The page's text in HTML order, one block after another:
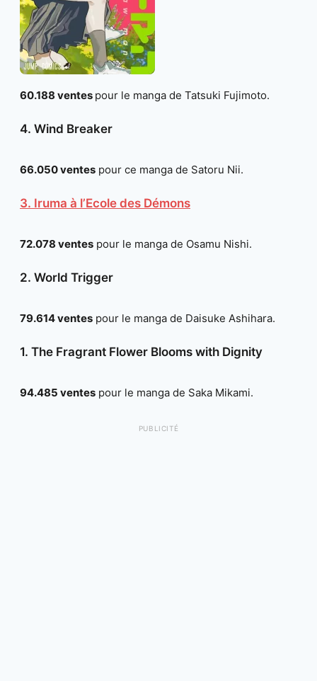
60.188 ventes pour le manga de Tatsuki Fujimoto.
4. Wind Breaker
66.050 ventes pour ce manga de Satoru Nii.
3. Iruma à l’Ecole des Démons
72.078 ventes pour le manga de Osamu Nishi.
2. World Trigger
79.614ventes pour le manga de Daisuke Ashihara.
1. The Fragrant Flower Blooms with Dignity
94.485 ventes pour le manga de Saka Mikami.
PUBLICITÉ